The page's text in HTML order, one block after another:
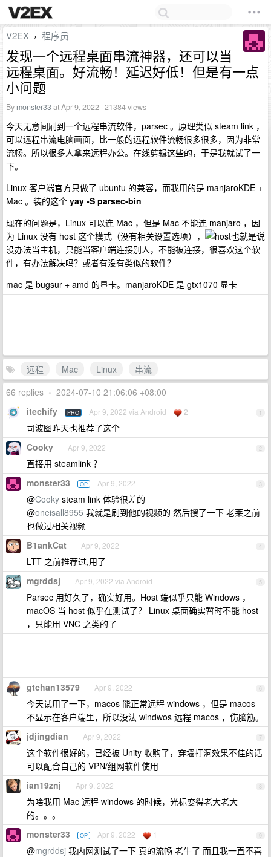
V2EX › 程序员
发现一个远程桌面串流神器，还可以当
远程桌面。好流畅！延迟好低！但是有一点
小问题
By monster33at Apr 9, 2022 · 21384 views
今天无意间刷到一个远程串流软件，parsec 。原理类似 steam link ，
可以远程串流电脑画面，比一般的远程软件流畅很多很多，因为非常
流畅。所以很多人拿来远程办公。在线剪辑这些的，于是我就试了一
下。
Linux 客户端官方只做了 ubuntu 的兼容，而我用的是 manjaroKDE +
Mac 。装的这个 yay -S parsec-bin
现在的问题是，Linux 可以连 Mac ，但是 Mac 不能连 manjaro ，因
为 Linux 没有 host 这个模式（没有相关设置选项），
也就是说
没办法当主机，只能当客户端连接别人，不能被连接，很喜欢这个软
件，有办法解决吗？或者有没有类似的软件？
mac 是 bugsur + amd 的显卡。manjaroKDE 是 gtx1070 显卡
远程 Mac Linux
串流
66 replies • 2024-07-10 21:06:06 +08:00
1
itechify PRO Apr 9, 2022 via Android 2
司波图昨天也推荐了这个
2
Cooky Apr 9, 2022
直接用 steamlink ？
3
monster33 OP Apr 9, 2022
@Cooky steam link 体验很差的
@oneisall8955 我就是刷到他的视频的 然后搜了一下 老莱之前
也做过相关视频
4
B1ankCat Apr 9, 2022
LTT 之前推荐过,用了
5
mgrddsj Apr 9, 2022 via Android
Parsec 用好久了，确实好用。Host 端似乎只能 Windows ，
macOS 当 host 似乎在测试了？ Linux 桌面确实暂时不能 host
，只能用 VNC 之类的了
6
gtchan13579 Apr 9, 2022
今天试用了一下，macos 能正常远程 windows ，但是 macos
不显示在客户端里，所以没法 windwos 远程 macos ，伤脑筋。
7
jdjingdian Apr 9, 2022
这个软件很好的，已经被 Unity 收购了，穿墙打洞效果不佳的话
可以配合自己的 VPN/组网软件使用
8
ian19znj Apr 9, 2022
为啥我用 Mac 远程 windows 的时候，光标变得老大老大
的。。。
9
monster33 OP Apr 9, 2022 1
@mgrddsj 我内网测试了一下 真的流畅 老牛了 而且我一直不喜